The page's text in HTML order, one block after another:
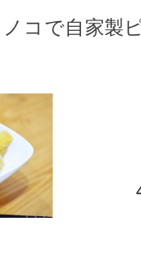
ノコで自家製